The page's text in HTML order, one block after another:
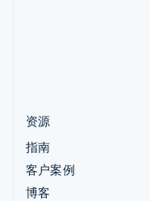
资源
指南
客户案例
博客